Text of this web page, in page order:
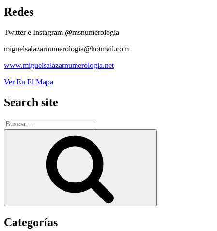
Redes
Twitter e Instagram @msnumerologia
miguelsalazarnumerologia@hotmail.com
www.miguelsalazarnumerologia.net
Ver En El Mapa
Search site
Buscar
por:
Categorías